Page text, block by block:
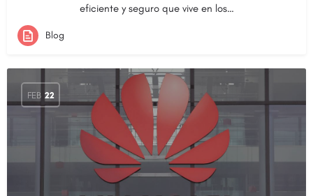
eficiente y seguro que vive en los…
Blog
FEB 22